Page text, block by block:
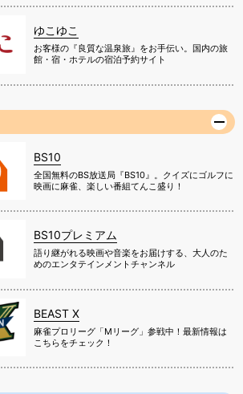
ゆこゆこ
お客様の『良質な温泉旅』をお手伝い。国内の旅
館・宿・ホテルの宿泊予約サイト
BS10
全国無料のBS放送局『BS10』。クイズにゴルフに
映画に麻雀、楽しい番組てんこ盛り！
BS10プレミアム
語り継がれる映画や音楽をお届けする、大人のた
めのエンタテインメントチャンネル
BEAST X
麻雀プロリーグ「Mリーグ」参戦中！最新情報は
こちらをチェック！